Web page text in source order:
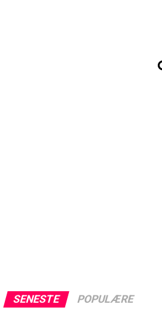
SENESTE POPULÆRE